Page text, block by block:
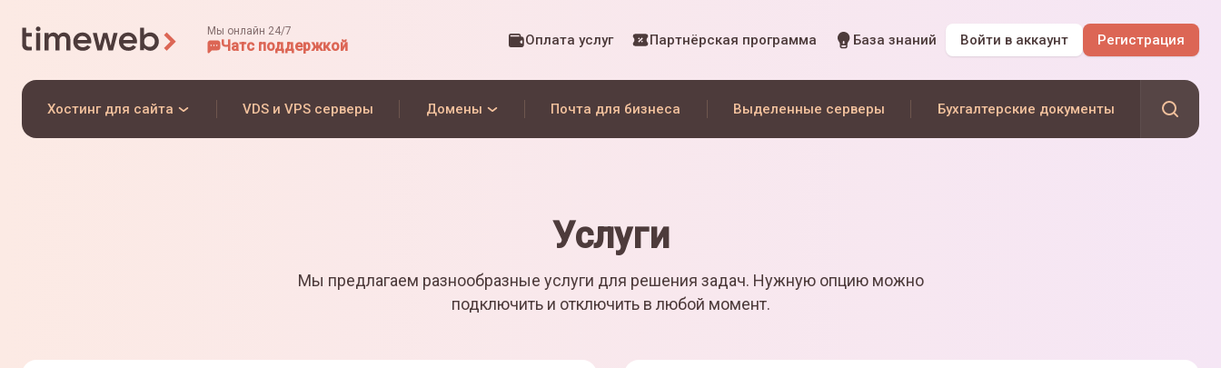
Мы онлайн 24/7
Чатс поддержкой Оплата услуг Партнёрская программа База знаний Войти в аккаунт Регистрация
Хостинг для сайта VDS и VPS серверы Домены Почта для бизнеса Выделенные серверы Бухгалтерские документы
Услуги
Мы предлагаем разнообразные услуги для решения задач. Нужную опцию можно
подключить и отключить в любой момент.